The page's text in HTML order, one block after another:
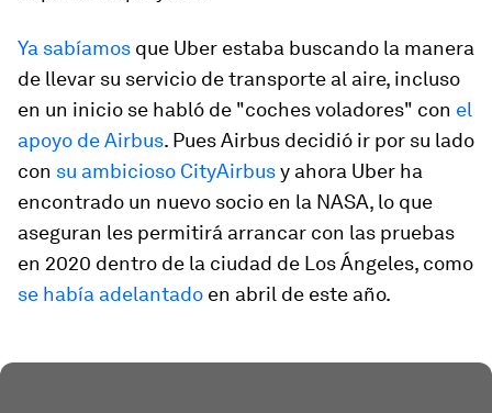
Ya sabíamos que Uber estaba buscando la manera
de llevar su servicio de transporte al aire, incluso
en un inicio se habló de "coches voladores" con el
apoyo de Airbus. Pues Airbus decidió ir por su lado
con su ambicioso CityAirbusy ahora Uber ha
encontrado un nuevo socio en la NASA, lo que
aseguran les permitirá arrancar con las pruebas
en 2020 dentro de la ciudad de Los Ángeles, como
se había adelantado en abril de este año.